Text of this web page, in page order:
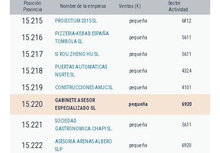
Posición
Provincia
Nombre de la empresa Ventas (€)
Sector
Actividad
15.215 PROIECTUM 2015 SL. pequeña 6812
15.216
PIZZERIA-KEBAB ESPAÑA
TOMBOLA SL.
pequeña 5611
15.217 SI ROU ZHENG HU SL. pequeña 5611
15.218
PUERTAS AUTOMATICAS
NORTE SL.
pequeña 4324
15.219 CONSTRUCCIONES AMJC SL pequeña 4101
15.220
GABINETE ASESOR
ESPECIALIZADO SL
pequeña 6920
15.221
SOCIEDAD
GASTRONOMICA CHAPI SL.
pequeña 5611
15.222
ASESORIA ARENAS ALBERO
SLP
pequeña 6920